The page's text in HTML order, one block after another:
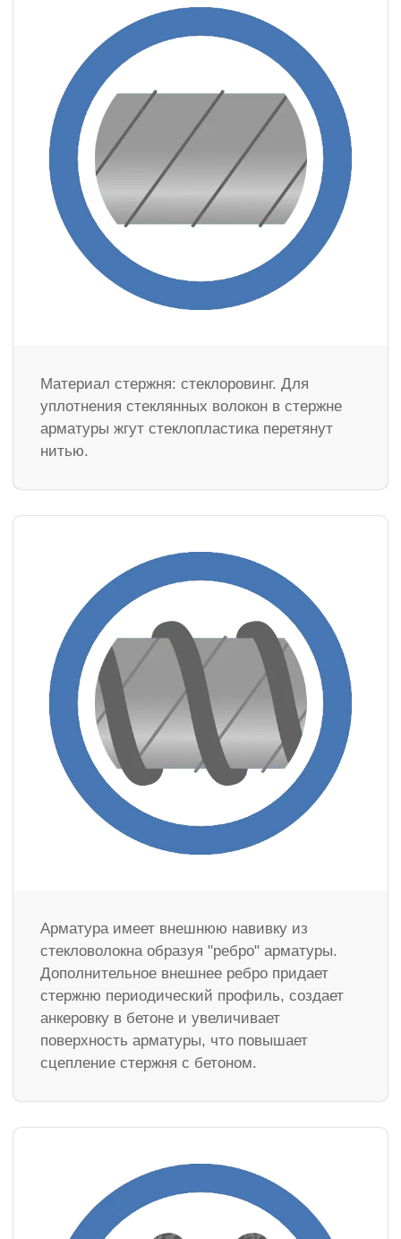
Материал стержня: стеклоровинг. Для
уплотнения стеклянных волокон в стержне
арматуры жгут стеклопластика перетянут
нитью.
Арматура имеет внешнюю навивку из
стекловолокна образуя "ребро" арматуры.
Дополнительное внешнее ребро придает
стержню периодический профиль, создает
анкеровку в бетоне и увеличивает
поверхность арматуры, что повышает
сцепление стержня с бетоном.